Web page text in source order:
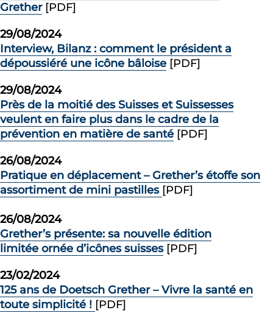
Grether[PDF]
29/08/2024
Interview, Bilanz : comment le président a
dépoussiéré une icône bâloise [PDF]
29/08/2024
Près de la moitié des Suisses et Suissesses
veulent en faire plus dans le cadre de la
prévention en matière de santé [PDF]
26/08/2024
Pratique en déplacement – Grether’s étoffe son
assortiment de mini pastilles [PDF]
26/08/2024
Grether’s présente: sa nouvelle édition
limitée ornée d’icônes suisses[PDF]
23/02/2024
125 ans de Doetsch Grether – Vivre la santé en
toute simplicité ! [PDF]